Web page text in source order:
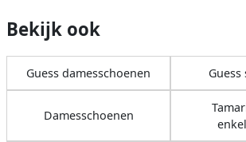
Bekijk ook
Guess damesschoenen Guess
Damesschoenen